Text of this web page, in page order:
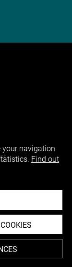
your navigation
Find out